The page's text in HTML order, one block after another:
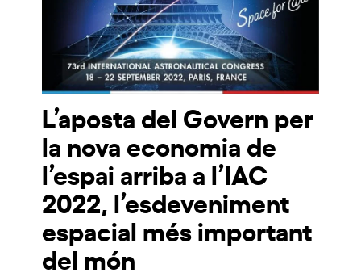
L’aposta del Govern per
la nova economia de
l’espai arriba a l’IAC
2022, l’esdeveniment
espacial més important
del món